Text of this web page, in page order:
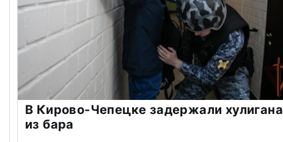
В Кирово-Чепецке задержали хулигана
из бара